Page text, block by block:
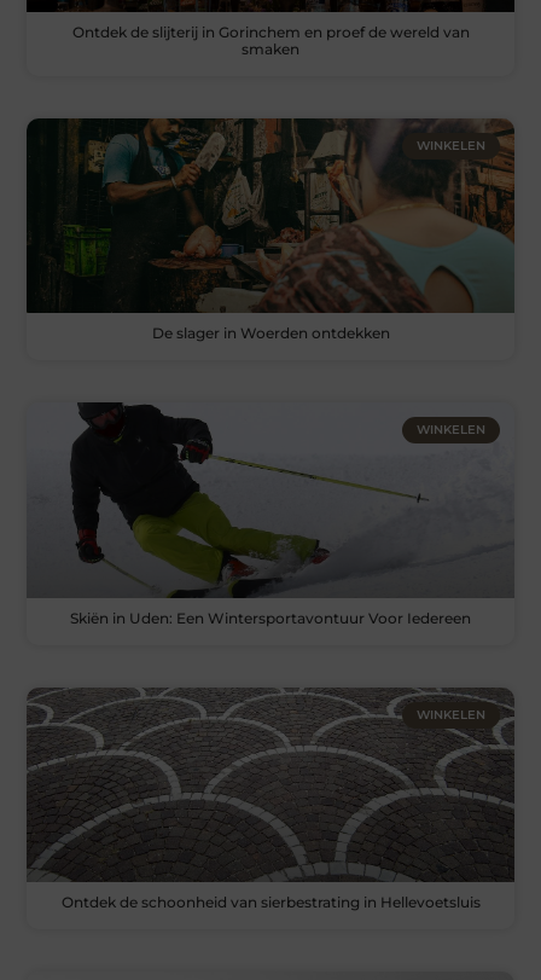
Ontdek de slijterij in Gorinchem en proef de wereld van
smaken
WINKELEN
De slager in Woerden ontdekken
WINKELEN
Skiën in Uden: Een Wintersportavontuur Voor Iedereen
WINKELEN
Ontdek de schoonheid van sierbestrating in Hellevoetsluis